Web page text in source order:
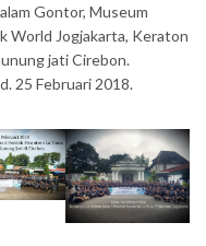
Gontor, Museum
World Jogjakarta, Keraton
jati Cirebon.
25 Februari 2018.